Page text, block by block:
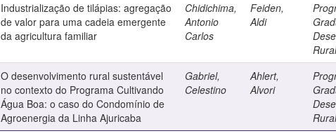
Industrialização de tilápias: agregação
de valor para uma cadeia emergente
da agricultura familiar
Chidichima,
Antonio
Carlos
Feiden,
Aldi
O desenvolvimento rural sustentável
no contexto do Programa Cultivando
Água Boa: o caso do Condomínio de
Agroenergia da Linha Ajuricaba
Gabriel,
Celestino
Ahlert,
Alvori